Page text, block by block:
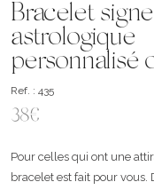
Bracelet signe
astrologique
personnalisé
Ref. : 435
38€
Pour celles qui ont une
bracelet est fait pour vous.